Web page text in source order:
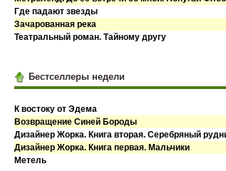
Где падают звезды
Зачарованная река
Театральный роман. Тайному другу
Бестселлеры недели
К востоку от Эдема
Возвращение Синей Бороды
Дизайнер Жорка. Книга вторая. Серебряный
Дизайнер Жорка. Книга первая. Мальчики
Метель